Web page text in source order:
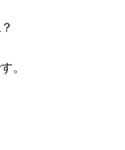
。